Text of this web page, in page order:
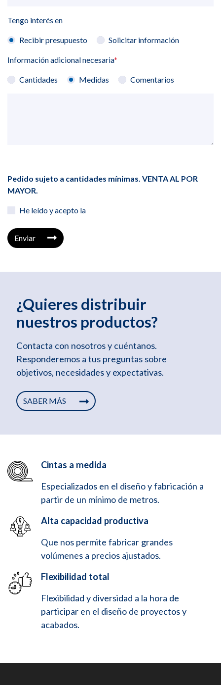
Tengo interés en
Recibir presupuesto Solicitar información
Información adicional necesaria*
Cantidades Medidas Comentarios
Pedido sujeto a cantidades mínimas. VENTA AL POR
MAYOR.
He leído y acepto la
Enviar
¿Quieres distribuir
nuestros productos?
Contacta con nosotros y cuéntanos.
Responderemos a tus preguntas sobre
objetivos, necesidades y expectativas.
SABER MÁS
Cintas a medida
Especializados en el diseño y fabricación a
partir de un mínimo de metros.
Alta capacidad productiva
Que nos permite fabricar grandes
volúmenes a precios ajustados.
Flexibilidad total
Flexibilidad y diversidad a la hora de
participar en el diseño de proyectos y
acabados.